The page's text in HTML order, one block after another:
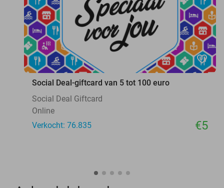
favorite_border
Social Deal-giftcard van 5 tot 100 euro
Social Deal Giftcard
Online
Verkocht: 76.835
€5